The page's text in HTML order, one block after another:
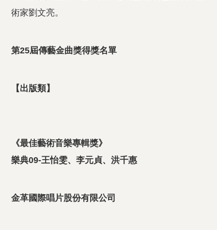
術家劉文亮。
第25屆傳藝金曲獎得獎名單
【出版類】
《最佳藝術音樂專輯獎》
樂典09-王怡雯、李元貞、洪千惠
金革國際唱片股份有限公司